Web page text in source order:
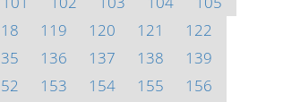
119 120 121
122
136 137 138
139
153 154 155
156